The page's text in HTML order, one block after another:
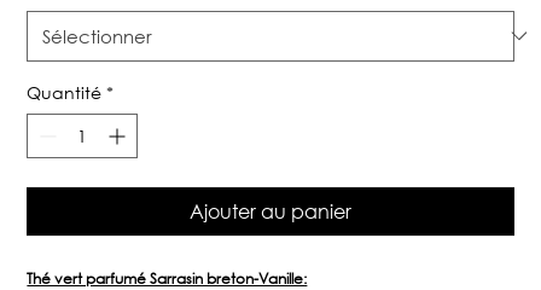
Quantité *
Ajouter au panier
Thé vert parfumé Sarrasin breton-Vanille: